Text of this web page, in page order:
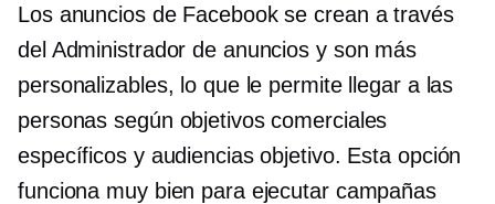
Los anuncios de Facebook se crean a través
del Administrador de anuncios y son más
personalizables, lo que le permite llegar a las
personas según objetivos comerciales
específicos y audiencias objetivo. Esta opción
funciona muy bien para ejecutar campañas